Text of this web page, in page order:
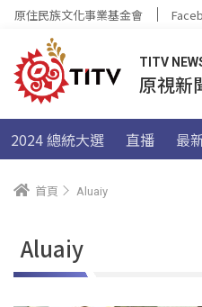
原住民族文化事業基金會
TITV
原視新
2024 總統大選 直播 最
首頁 Aluaiy
Aluaiy